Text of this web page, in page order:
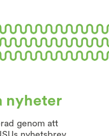
nyheter
genom att